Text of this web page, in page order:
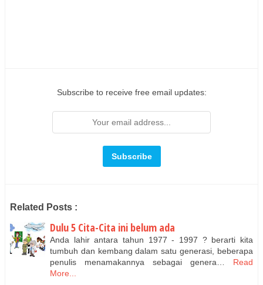
Subscribe to receive free email updates:
Related Posts :
Dulu 5 Cita-Cita ini belum ada
Anda lahir antara tahun 1977 - 1997 ? berarti kita
tumbuh dan kembang dalam satu generasi, beberapa
penulis menamakannya sebagai genera…
Read
More...